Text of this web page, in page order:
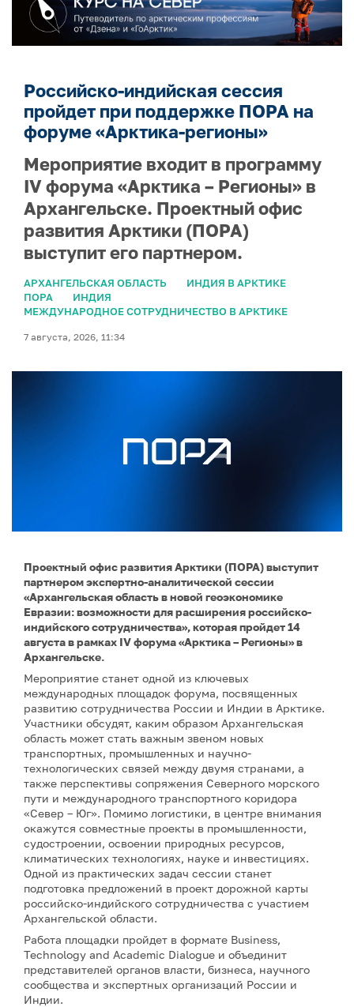
Российско-индийская сессия
пройдет при поддержке ПОРА на
форуме «Арктика-регионы»
Мероприятие входит в программу
IV форума «Арктика – Регионы» в
Архангельске. Проектный офис
развития Арктики (ПОРА)
выступит его партнером.
АРХАНГЕЛЬСКАЯ ОБЛАСТЬ
ИНДИЯ В АРКТИКЕ
ПОРА
ИНДИЯ
МЕЖДУНАРОДНОЕ СОТРУДНИЧЕСТВО В АРКТИКЕ
7 августа, 2026, 11:34
Проектный офис развития Арктики (ПОРА) выступит
партнером экспертно-аналитической сессии
«Архангельская область в новой геоэкономике
Евразии: возможности для расширения российско-
индийского сотрудничества», которая пройдет 14
августа в рамках IV форума «Арктика – Регионы» в
Архангельске.
Мероприятие станет одной из ключевых
международных площадок форума, посвященных
развитию сотрудничества России и Индии в Арктике.
Участники обсудят, каким образом Архангельская
область может стать важным звеном новых
транспортных, промышленных и научно-
технологических связей между двумя странами, а
также перспективы сопряжения Северного морского
пути и международного транспортного коридора
«Север – Юг». Помимо логистики, в центре внимания
окажутся совместные проекты в промышленности,
судостроении, освоении природных ресурсов,
климатических технологиях, науке и инвестициях.
Одной из практических задач сессии станет
подготовка предложений в проект дорожной карты
российско-индийского сотрудничества с участием
Архангельской области.
Работа площадки пройдет в формате Business,
Technology and Academic Dialogue и объединит
представителей органов власти, бизнеса, научного
сообщества и экспертных организаций России и
Индии.